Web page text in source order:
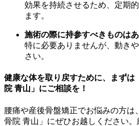
効果を持続させるため、定期
ます。
施術の際に持参すべきものは
特に必要ありませんが、動き
さい。
健康な体を取り戻すために、まずは
院 青山」にご相談を！
腰痛や産後骨盤矯正でお悩みの方は
骨院 青山」にぜひお越しください